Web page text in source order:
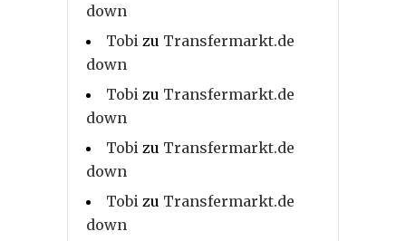
down
Tobi zu Transfermarkt.de
down
Tobi zu Transfermarkt.de
down
Tobi zu Transfermarkt.de
down
Tobi zu Transfermarkt.de
down